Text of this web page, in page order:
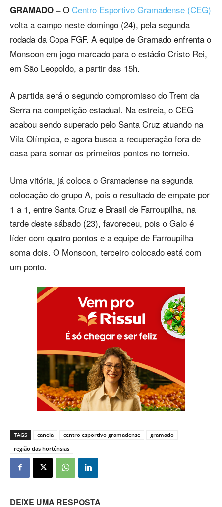
GRAMADO –O Centro Esportivo Gramadense (CEG)
volta a campo neste domingo (24), pela segunda
rodada da Copa FGF. A equipe de Gramado enfrenta o
Monsoon em jogo marcado para o estádio Cristo Rei,
em São Leopoldo, a partir das 15h.
A partida será o segundo compromisso do Trem da
Serra na competição estadual. Na estreia, o CEG
acabou sendo superado pelo Santa Cruz atuando na
Vila Olímpica, e agora busca a recuperação fora de
casa para somar os primeiros pontos no torneio.
Uma vitória, já coloca o Gramadense na segunda
colocação do grupo A, pois o resultado de empate por
1 a 1, entre Santa Cruz e Brasil de Farroupilha, na
tarde deste sábado (23), favoreceu, pois o Galo é
líder com quatro pontos e a equipe de Farroupilha
soma dois. O Monsoon, terceiro colocado está com
um ponto.
TAGS canela centro esportivo gramadense
gramado
região das hortênsias
DEIXE UMA RESPOSTA